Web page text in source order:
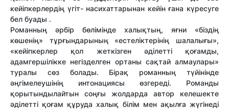
кейіпкерлердің үгіт- насихаттарынан кейін ғана күресуге
бел буады .
Романның әрбір бөлімінде халықтың, яғни «біздің
көшенің» тұрғындарының «естеліктерінің шалалығы»,
«кейіпкерлер қол жеткізген әділетті қоғамды,
адамгершілікке негізделген ортаны сақтай алмаулары»
туралы сөз болады. Бірақ романның түйінінде
әңгімелеушінің интонациясы өзгереді. Романды
қорытындылайтын соңғы жолдарда автор келешекте
әділетті қоғам құруда халық білім мен ақылға жүгінеді